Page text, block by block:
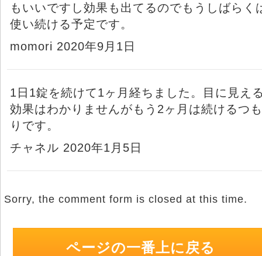
もいいですし効果も出てるのでもうしばらく
使い続ける予定です。
momori 2020年9月1日
1日1錠を続けて1ヶ月経ちました。目に見え
効果はわかりませんがもう2ヶ月は続けるつも
りです。
チャネル 2020年1月5日
Sorry, the comment form is closed at this time.
ページの一番上に戻る